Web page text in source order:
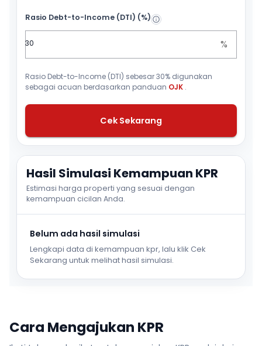
Rasio Debt-to-Income (DTI) (%)
%
Rasio Debt-to-Income (DTI) sebesar 30% digunakan
sebagai acuan berdasarkan panduan OJK .
Cek Sekarang
Hasil Simulasi Kemampuan KPR
Estimasi harga properti yang sesuai dengan
kemampuan cicilan Anda.
Belum ada hasil simulasi
Lengkapi data di kemampuan kpr, lalu klik Cek
Sekarang untuk melihat hasil simulasi.
Cara Mengajukan KPR